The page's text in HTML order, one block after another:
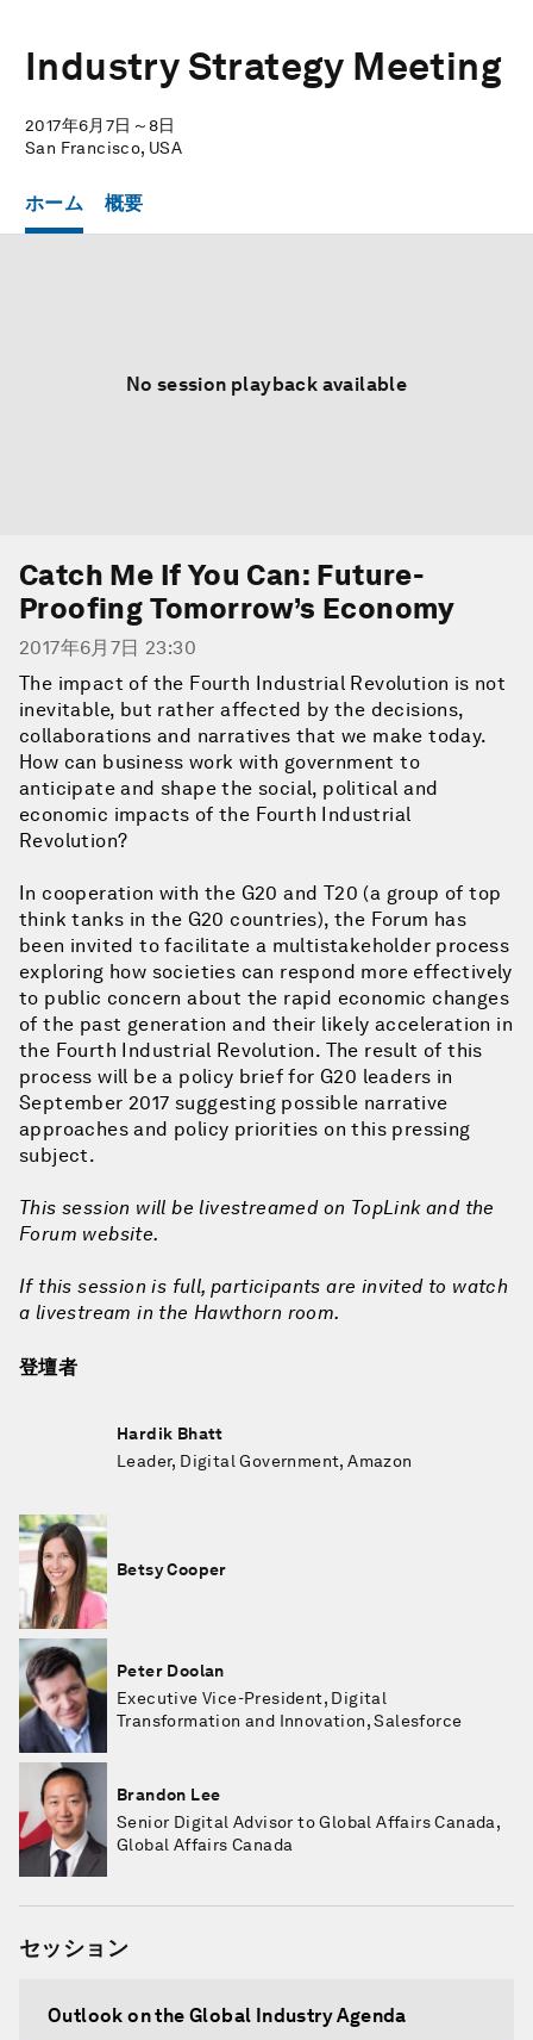
Industry Strategy Meeting
2017年6月7日～8日
San Francisco, USA
ホーム 概要
No session playback available
Catch Me If You Can: Future-
Proofing Tomorrow’s Economy
2017年6月7日 23:30
The impact of the Fourth Industrial Revolution is not
inevitable, but rather affected by the decisions,
collaborations and narratives that we make today.
How can business work with government to
anticipate and shape the social, political and
economic impacts of the Fourth Industrial
Revolution?
In cooperation with the G20 and T20 (a group of top
think tanks in the G20 countries), the Forum has
been invited to facilitate a multistakeholder process
exploring how societies can respond more effectively
to public concern about the rapid economic changes
of the past generation and their likely acceleration in
the Fourth Industrial Revolution. The result of this
process will be a policy brief for G20 leaders in
September 2017 suggesting possible narrative
approaches and policy priorities on this pressing
subject.
This session will be livestreamed on TopLink and the
Forum website.
If this session is full, participants are invited to watch
a livestream in the Hawthorn room.
登壇者
Hardik Bhatt
Leader, Digital Government, Amazon
Betsy Cooper
Peter Doolan
Executive Vice-President, Digital
Transformation and Innovation, Salesforce
Brandon Lee
Senior Digital Advisor to Global Affairs Canada,
Global Affairs Canada
セッション
Outlook on the Global Industry Agenda